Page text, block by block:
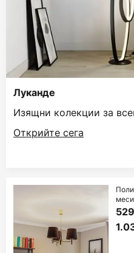
Луканде
Изящни колекции за
Открийте сега